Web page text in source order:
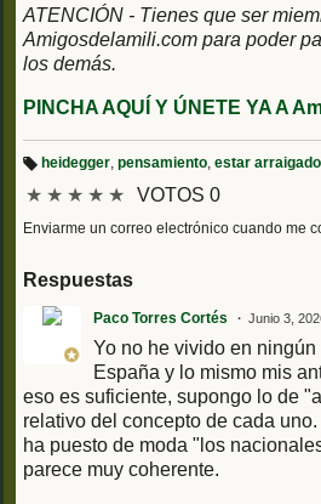
ATENCIÓN - Tienes que ser
Amigosdelamili.com para poder
los demás.
PINCHA AQUÍ Y ÚNETE YA A
iq
et
a
heidegger pensamiento estar arraigado
★ ★ ★ ★ ★ VOTOS 0
Enviarme un correo electrónico cuando me
Respuestas
Paco Torres Cortés Junio 3,
Yo no he vivido en
España y lo mismo mis
eso es suficiente, supongo lo de
relativo del concepto de cada
ha puesto de moda "los
parece muy coherente.